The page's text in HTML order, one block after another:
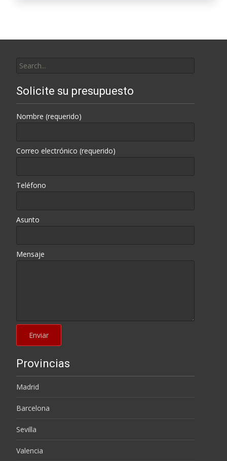
for:
Solicite su presupuesto
Nombre (requerido)
Correo electrónico (requerido)
Teléfono
Asunto
Mensaje
Provincias
Madrid
Barcelona
Sevilla
Valencia